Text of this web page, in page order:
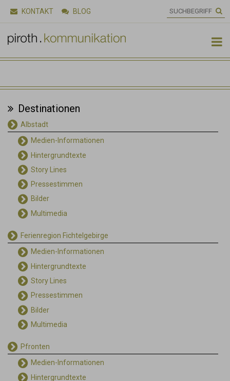
KONTAKT BLOG 
Destinationen
Albstadt
Medien-Informationen
Hintergrundtexte
Story Lines
Pressestimmen
Bilder
Multimedia
Ferienregion Fichtelgebirge
Medien-Informationen
Hintergrundtexte
Story Lines
Pressestimmen
Bilder
Multimedia
Pfronten
Medien-Informationen
Hintergrundtexte